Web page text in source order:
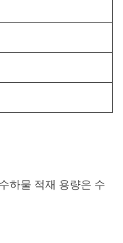
하물 적재 용량은 수